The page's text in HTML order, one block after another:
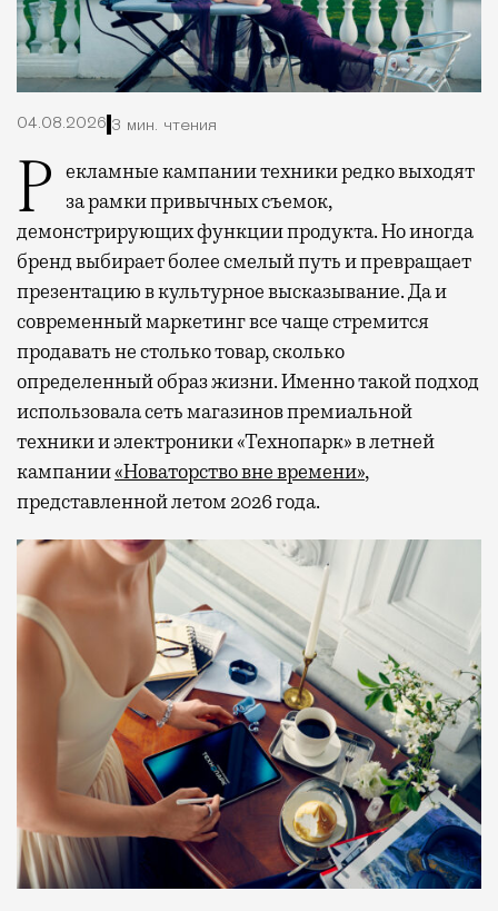
04.08.2026 3 мин. чтения
Рекламные кампании техники редко выходят
за рамки привычных съемок,
демонстрирующих функции продукта. Но иногда
бренд выбирает более смелый путь и превращает
презентацию в культурное высказывание. Да и
современный маркетинг все чаще стремится
продавать не столько товар, сколько
определенный образ жизни. Именно такой подход
использовала сеть магазинов премиальной
техники и электроники «Технопарк» в летней
кампании«Новаторство вне времени»,
представленной летом 2026 года.